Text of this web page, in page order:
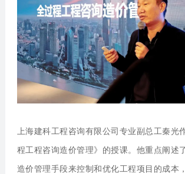
上海建科工程咨询有限公司专业副总工秦光
程工程咨询造价管理》的授课。他重点阐述
造价管理手段来控制和优化工程项目的成本